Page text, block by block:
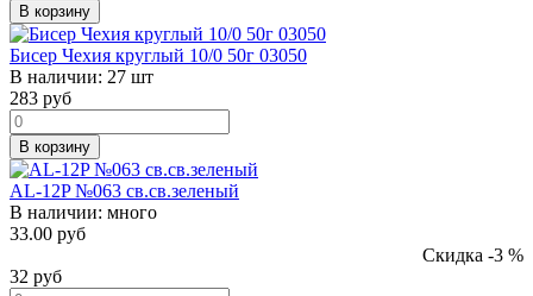
В корзину
Бисер Чехия круглый 10/0 50г 03050
В наличии: 27 шт
283 руб
В корзину
AL-12P №063 св.св.зеленый
В наличии: много
33.00 руб
Скидка -3 %
32 руб